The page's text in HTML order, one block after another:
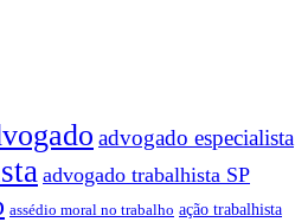
advogado especialista
advogado trabalhista SP
assédio moral no trabalho ação trabalhista